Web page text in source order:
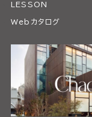
LESSON
Webカタログ